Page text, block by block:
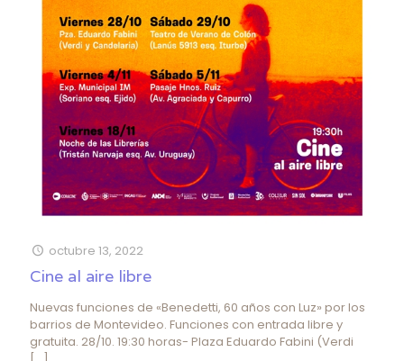
octubre 13, 2022
Cine al aire libre
Nuevas funciones de «Benedetti, 60 años con Luz» por los
barrios de Montevideo. Funciones con entrada libre y
gratuita. 28/10. 19:30 horas- Plaza Eduardo Fabini (Verdi